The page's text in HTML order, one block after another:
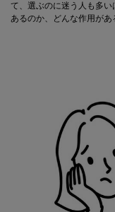
て、選ぶのに迷う人も多
あるのか、どんな作用があ